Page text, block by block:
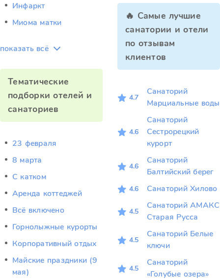
Инфаркт
Миома матки
показать всё
Тематические
подборки отелей и
санаториев
23 февраля
8 марта
C катком
Аренда коттеджей
Всё включено
Горнолыжные курорты
Корпоративный отдых
Майские праздники (9
мая)
🔥 Самые лучшие
санатории и отели
по отзывам
клиентов
4.7
Санаторий
Марциальные воды
4.6
Санаторий
Сестрорецкий
курорт
4.6
Санаторий
Балтийский берег
4.6 Санаторий Хилово
4.5
Санаторий АМАКС
Старая Русса
4.5
Санаторий Белые
ключи
4.5
Санаторий
«Голубые озера»